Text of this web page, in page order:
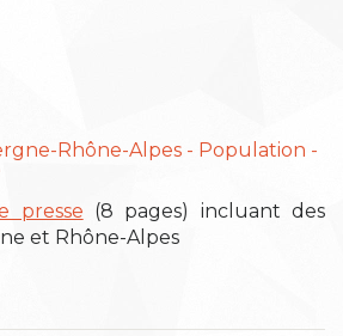
Rhône-Alpes
Population -
presse (8 pages) incluant des
et Rhône-Alpes